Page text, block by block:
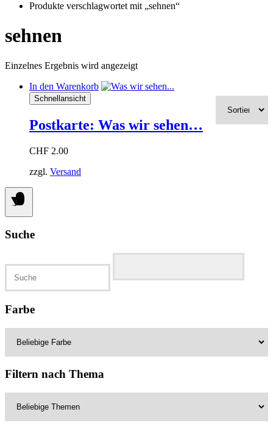
Produkte verschlagwortet mit „sehnen“
sehnen
Einzelnes Ergebnis wird angezeigt
In den Warenkorb
Schnellansicht
Postkarte: Was wir sehen…
CHF 2.00
zzgl. Versand
Suche
nach:
Farbe
Filtern nach Thema